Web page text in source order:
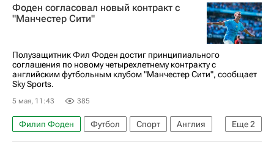
Кол Палмер
Гарри Магуайр
Авторы РИА Новости Спорт
Материалы РИА Спорт
Фоден согласовал новый контракт с
"Манчестер Сити"
Полузащитник Фил Фоден достиг принципиального
соглашения по новому четырехлетнему контракту с
английским футбольным клубом "Манчестер Сити", сообщает
Sky Sports.
5 мая, 11:43 385
Еще2
Филип Фоден Футбол Спорт
Англия
АПЛ 2026-2027 (Чемпионат Англии по футболу)